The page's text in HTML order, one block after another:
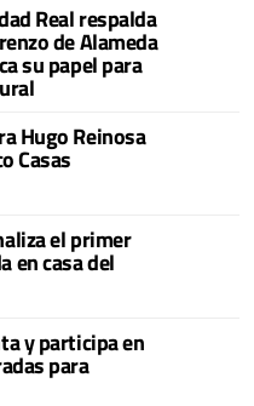
Real respalda
de Alameda
su papel para
Hugo Reinosa
Casas
el primer
en casa del
y participa en
para